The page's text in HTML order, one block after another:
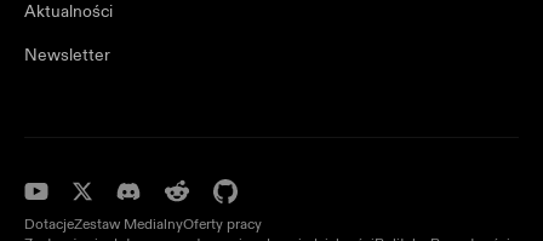
Aktualności
Newsletter
DotacjeZestaw MedialnyOferty pracy